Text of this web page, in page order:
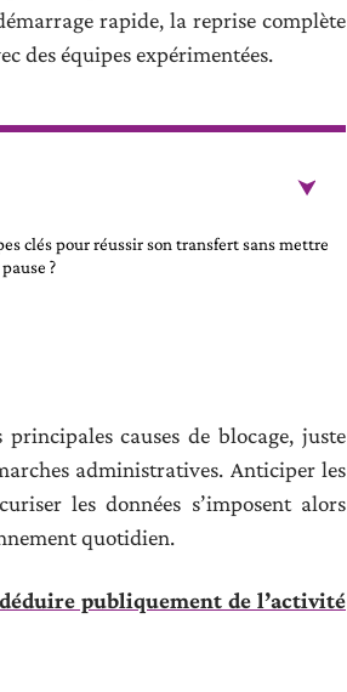
rapide, la reprise complète
des équipes expérimentées.
clés pour réussir son transfert sans mettre
?
causes de blocage, juste
administratives. Anticiper les
les données s’imposent alors
quotidien.
publiquement de l’activité